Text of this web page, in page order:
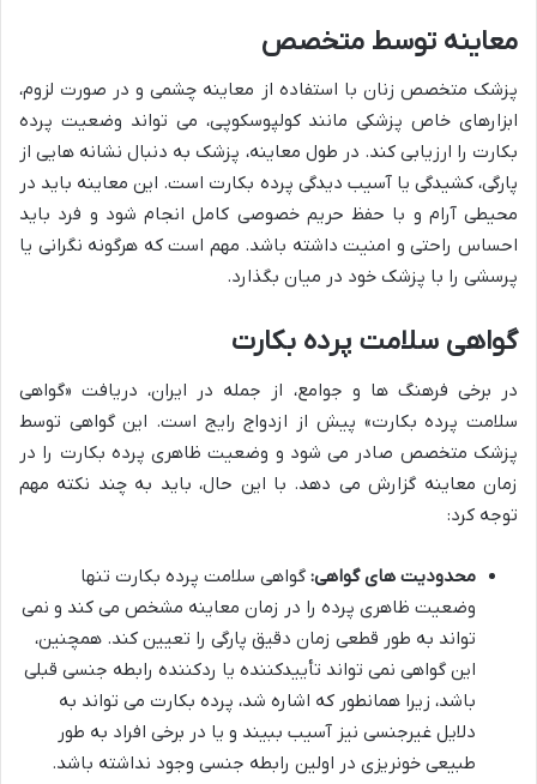
معاینه توسط متخصص
پزشک متخصص زنان با استفاده از معاینه چشمی و در صورت لزوم،
ابزارهای خاص پزشکی مانند کولپوسکوپی، می تواند وضعیت پرده
بکارت را ارزیابی کند. در طول معاینه، پزشک به دنبال نشانه هایی از
پارگی، کشیدگی یا آسیب دیدگی پرده بکارت است. این معاینه باید در
محیطی آرام و با حفظ حریم خصوصی کامل انجام شود و فرد باید
احساس راحتی و امنیت داشته باشد. مهم است که هرگونه نگرانی یا
پرسشی را با پزشک خود در میان بگذارد.
گواهی سلامت پرده بکارت
در برخی فرهنگ ها و جوامع، از جمله در ایران، دریافت «گواهی
سلامت پرده بکارت» پیش از ازدواج رایج است. این گواهی توسط
پزشک متخصص صادر می شود و وضعیت ظاهری پرده بکارت را در
زمان معاینه گزارش می دهد. با این حال، باید به چند نکته مهم
توجه کرد:
محدودیت های گواهی: گواهی سلامت پرده بکارت تنها
وضعیت ظاهری پرده را در زمان معاینه مشخص می کند و نمی
تواند به طور قطعی زمان دقیق پارگی را تعیین کند. همچنین،
این گواهی نمی تواند تأییدکننده یا ردکننده رابطه جنسی قبلی
باشد، زیرا همانطور که اشاره شد، پرده بکارت می تواند به
دلایل غیرجنسی نیز آسیب ببیند و یا در برخی افراد به طور
طبیعی خونریزی در اولین رابطه جنسی وجود نداشته باشد.